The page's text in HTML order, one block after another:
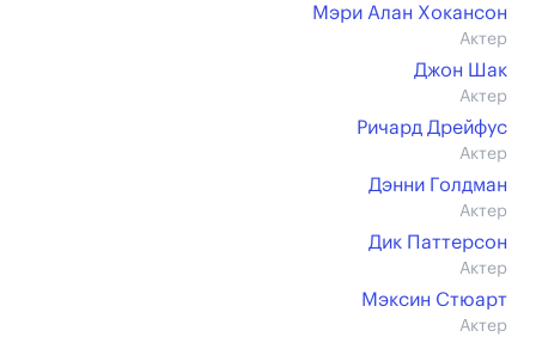
Мэри Алан Хокансон
Актер
Джон Шак
Актер
Ричард Дрейфус
Актер
Дэнни Голдман
Актер
Дик Паттерсон
Актер
Мэксин Стюарт
Актер